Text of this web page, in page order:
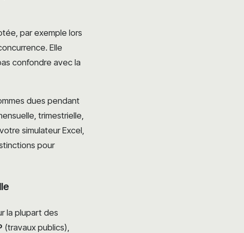
par exemple lors
Elle
confondre avec la
dues pendant
trimestrielle,
simulateur Excel,
pour
la plupart des
(travaux publics),